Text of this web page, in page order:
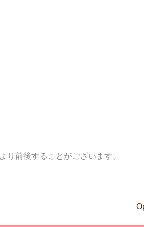
前後することがございます。